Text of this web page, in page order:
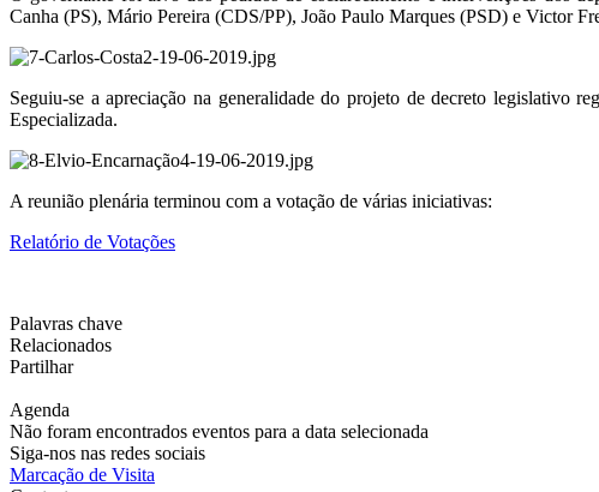
Canha (PS), Mário Pereira (CDS/PP), João Paulo Marques (PSD) e Victor
Seguiu-se a apreciação na generalidade do projeto de decreto legislativo
Especializada.
A reunião plenária terminou com a votação de várias iniciativas:
Relatório de Votações
Palavras chave
Relacionados
Partilhar
Agenda
Não foram encontrados eventos para a data selecionada
Siga-nos nas redes sociais
Marcação de Visita